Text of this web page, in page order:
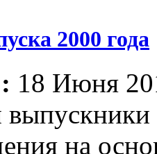
2000 года
18 Июня
на